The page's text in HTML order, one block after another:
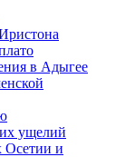
в Адыгее
ущелий
Осетии и